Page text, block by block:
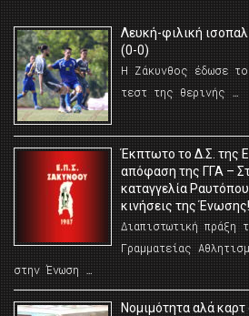
Λευκή-φιλική
(0-0)
Η Ζάκυνθος έδωσε
τεστ της θερινής …
Έκπτωτο το Δ.Σ. της
απόφαση της ΓΓΑ –
καταγγελία
κινήσεις της Ένωσης!
Διαπιστωτική πράξη
Γραμματείας
στην Ένωση …
Νομιμότητα αλά